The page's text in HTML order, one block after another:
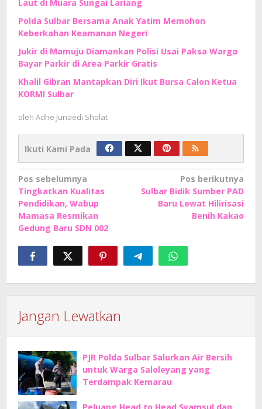
Laut di Muara Sungai Lariang
Polda Sulbar Bersama Anak Yatim Memohon
Keberkahan Keamanan Negeri
Jukir di Mamuju Diamankan Polisi Usai Paksa Warga
Bayar Parkir di Area Parkir Gratis
Khalil Gibran Mantapkan Diri Ikut Bursa Calon Ketua
KORMI Sulbar
oleh Adhe Junaedi Sholat
Ikuti Kami Pada
Navigasi
pos
Pos sebelumnya
Tingkatkan Kualitas
Pendidikan, Wabup
Mamasa Resmikan
Gedung Baru SDN 002
Pos berikutnya
Sulbar Bidik Sumber PAD
Baru Lewat Hilirisasi
Benih Kakao
Jangan Lewatkan
PJR Polda Sulbar Salurkan Air Bersih
untuk Warga Saloleyang yang
Terdampak Kemarau